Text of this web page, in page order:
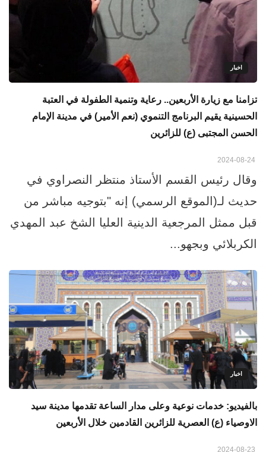
اخبار
تزامنا مع زيارة الأربعين.. رعاية وتنمية الطفولة في العتبة
الحسينية يقيم البرنامج التنموي (نعم الأمير) في مدينة الإمام
الحسن المجتبى (ع) للزائرين
وقال رئيس القسم الأستاذ منتظر النصراوي في
حديث لـ(الموقع الرسمي) إنه "بتوجيه مباشر من
قبل ممثل المرجعية الدينية العليا الشخ عبد المهدي
الكربلائي وبجهو...
اخبار
بالفيديو: خدمات نوعية وعلى مدار الساعة تقدمها مدينة سيد
الاوصياء (ع) العصرية للزائرين القادمين خلال الأربعين